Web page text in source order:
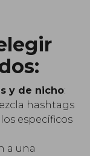
y de nicho:
hashtags
específicos
a una